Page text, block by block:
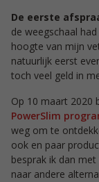
De eerste
de weegschaal
hoogte van mijn
natuurlijk eerst
toch veel geld in
Op 10 maart 2020
PowerSlim
weg om te
ook en paar
besprak ik dan
naar andere